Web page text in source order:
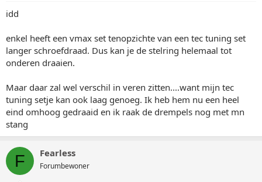
idd
enkel heeft een vmax set tenopzichte van een tec tuning set
langer schroefdraad. Dus kan je de stelring helemaal tot
onderen draaien.
Maar daar zal wel verschil in veren zitten....want mijn tec
tuning setje kan ook laag genoeg. Ik heb hem nu een heel
eind omhoog gedraaid en ik raak de drempels nog met mn
stang
F Fearless
Forumbewoner